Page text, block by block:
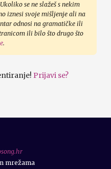
se ne slažeš s nekim
iznesi svoje mišljenje ali na
odnosi na gramatičke ili
ili bilo što drugo što
.
Prijavi se?
mrežama